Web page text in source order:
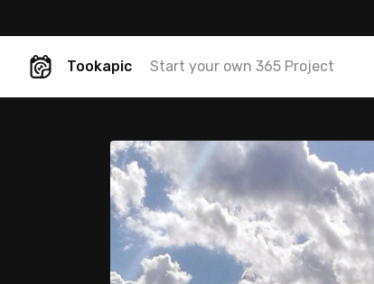
Tookapic Start your own 365 Project